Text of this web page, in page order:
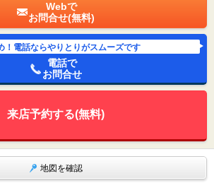
Webで
お問合せ(無料)
！電話ならやりとりがスムーズです
電話で
お問合せ
来店予約する(無料)
地図を確認